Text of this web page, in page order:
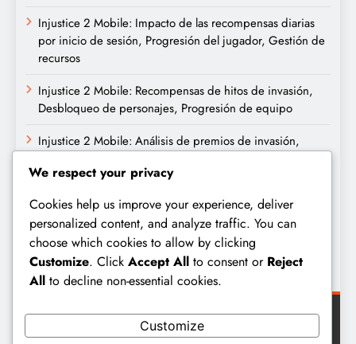
Injustice 2 Mobile: Impacto de las recompensas diarias
por inicio de sesión, Progresión del jugador, Gestión de
recursos
Injustice 2 Mobile: Recompensas de hitos de invasión,
Desbloqueo de personajes, Progresión de equipo
Injustice 2 Mobile: Análisis de premios de invasión,
Archivo
March 2026
February 2026
We respect your privacy
Cookies help us improve your experience, deliver
personalized content, and analyze traffic. You can
choose which cookies to allow by clicking
Customize. Click Accept All to consent or Reject
All to decline non-essential cookies.
Customize